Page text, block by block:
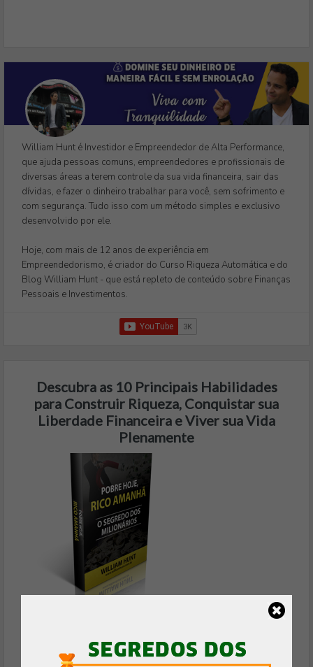
William Hunt é Investidor e Empreendedor de Alta Performance,
que ajuda pessoas comuns, empreendedores e profissionais de
diversas áreas a terem controle da sua vida financeira, sair das
dívidas, e fazer o dinheiro trabalhar para você, sem sofrimento e
com segurança. Tudo isso com um método simples e exclusivo
desenvolvido por ele.
Hoje, com mais de 12 anos de experiência em
Empreendedorismo, é criador do Curso Riqueza Automática e do
Blog William Hunt - que está repleto de conteúdo sobre Finanças
Pessoais e Investimentos.
Descubra as 10 Principais Habilidades
para Construir Riqueza, Conquistar sua
Liberdade Financeira e Viver sua Vida
Plenamente